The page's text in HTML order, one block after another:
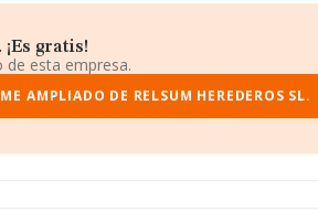
gratis!
esta empresa.
AMPLIADO DE RELSUM HEREDEROS SL.